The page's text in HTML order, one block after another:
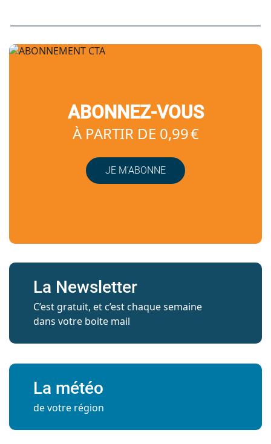
ABONNEZ-VOUS
À PARTIR DE 0,99 €
JE M’ABONNE
La Newsletter
C’est gratuit, et c’est chaque semaine
dans votre boite mail
La météo
de votre région